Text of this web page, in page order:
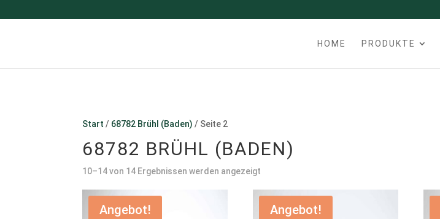
HOME PRODUKTE
Start / 68782 Brühl (Baden) / Seite 2
68782 BRÜHL (BADEN)
10–14 von 14 Ergebnissen werden angezeigt
Angebot! Angebot!